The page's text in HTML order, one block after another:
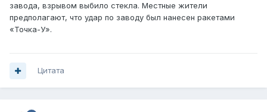
завода, взрывом выбило стекла. Местные жители
предполагают, что удар по заводу был нанесен ракетами
«Точка-У».
Цитата